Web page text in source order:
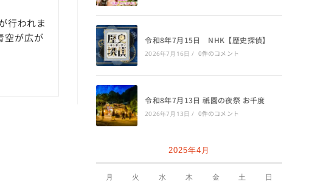
行われま
空が広が
令和8年7月15日 NHK【歴史探偵】
2026年7月16日 / 0件のコメント
令和8年7月13日 祇園の夜祭 お千度
2026年7月13日 / 0件のコメント
2025年4月
月 火 水 木 金 土 日